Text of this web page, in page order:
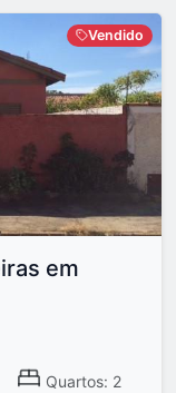
Vendido
em
Quartos: 2